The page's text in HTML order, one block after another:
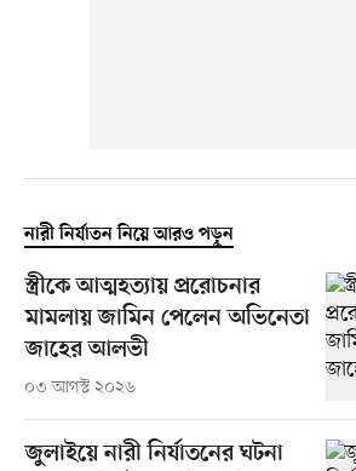
নারী নির্যাতন নিয়ে আরও পড়ুন
স্ত্রীকে আত্মহত্যায় প্ররোচনার
মামলায় জামিন পেলেন অভিনেতা
জাহের আলভী
০৩ আগস্ট ২০২৬
জুলাইয়ে নারী নির্যাতনের ঘটনা